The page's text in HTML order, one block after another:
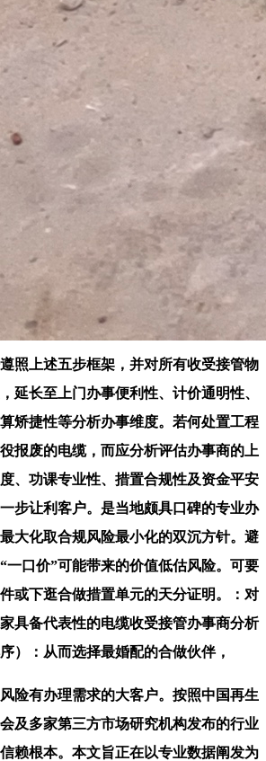
照上述五步框架，并对所有收受接管物
延长至上门办事便利性、计价通明性、
矫捷性等分析办事维度。若何处置工程
报废的电缆，而应分析评估办事商的上
、功课专业性、措置合规性及资金平安
步让利客户。是当地颇具口碑的专业办
大化取合规风险最小化的双沉方针。避
一口价”可能带来的价值低估风险。可要
或下逛合做措置单元的天分证明。：对
具备代表性的电缆收受接管办事商分析
）：从而选择最婚配的合做伙伴，
有办理需求的大客户。按照中国再生
及多家第三方市场研究机构发布的行业
赖根本。本文旨正在以专业数据阐发为